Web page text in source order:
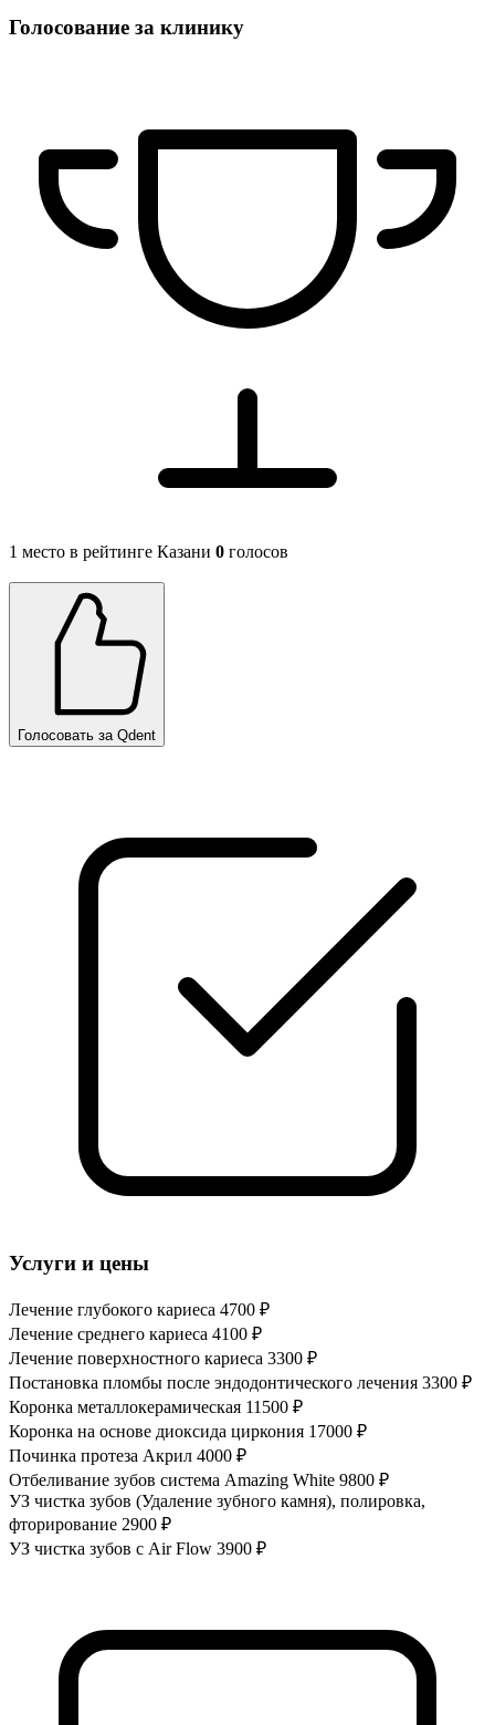
Голосование за клинику
1 место в рейтинге Казани 0 голосов
Голосовать за Qdent
Услуги и цены
Лечение глубокого кариеса 4700 ₽
Лечение среднего кариеса 4100 ₽
Лечение поверхностного кариеса 3300 ₽
Постановка пломбы после эндодонтического лечения 3300 ₽
Коронка металлокерамическая 11500 ₽
Коронка на основе диоксида циркония 17000 ₽
Починка протеза Акрил 4000 ₽
Отбеливание зубов система Amazing White 9800 ₽
УЗ чистка зубов (Удаление зубного камня), полировка,
фторирование 2900 ₽
УЗ чистка зубов с Air Flow 3900 ₽